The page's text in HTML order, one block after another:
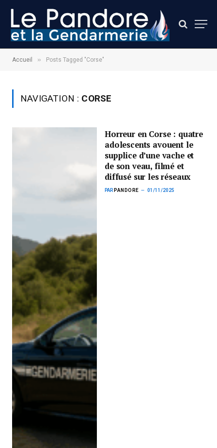
Accueil » Posts Tagged "Corse"
NAVIGATION : CORSE
Horreur en Corse : quatre
adolescents avouent le
supplice d’une vache et
de son veau, filmé et
diffusé sur les réseaux
PAR PANDORE 01/11/2025